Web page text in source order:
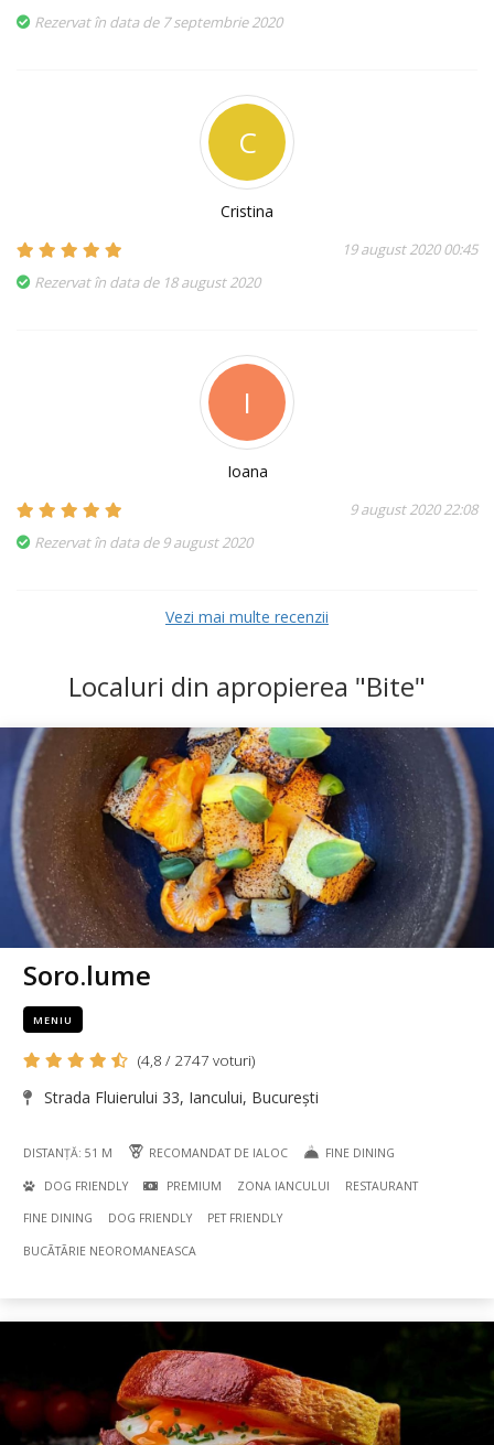
Rezervat în data de 7 septembrie 2020
C
Cristina
19 august 2020 00:45
Rezervat în data de 18 august 2020
I
Ioana
9 august 2020 22:08
Rezervat în data de 9 august 2020
Vezi mai multe recenzii
Localuri din apropierea "Bite"
Soro.lume
MENIU
(4,8 / 2747 voturi)
Strada Fluierului 33, Iancului, București
DISTANȚĂ: 51 M RECOMANDAT DE IALOC FINE DINING
DOG FRIENDLY PREMIUM ZONA IANCULUI RESTAURANT
FINE DINING DOG FRIENDLY PET FRIENDLY
BUCÃTÃRIE NEOROMANEASCA